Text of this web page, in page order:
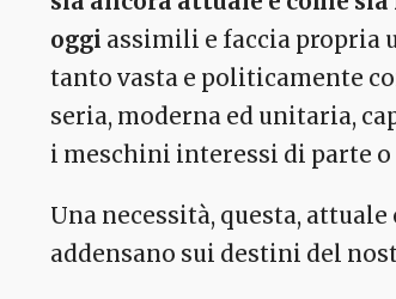
oggi assimili e faccia propria
tanto vasta e politicamente
seria, moderna ed unitaria,
i meschini interessi di parte
Una necessità, questa,
addensano sui destini del